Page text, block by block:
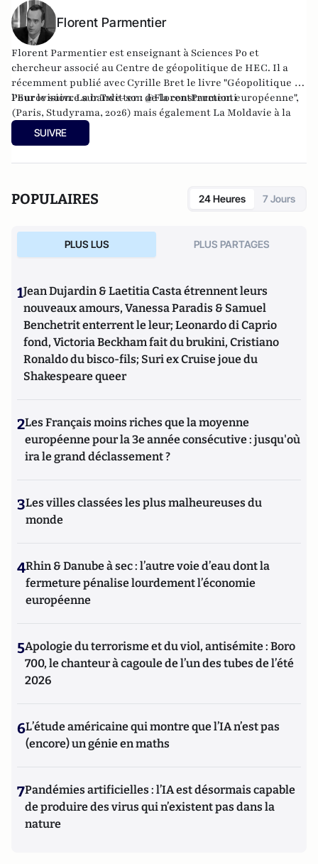
Pratique des Hautes Etudes, VIème section devenue
ultérieurement l'Ehess.
Florent Parmentier
Florent Parmentier est enseignant à Sciences Po et
chercheur associé au Centre de géopolitique de HEC. Il a
récemment publié avec Cyrille Bret le livre "Géopolitique de
l'Eurovision. La bande-son de la construction européenne",
(Paris, Studyrama, 2026) mais égalementLa Moldavie à la
croisée des mondes
chemins de l’Etat de droit, la voie étroite des pays entre
Pour le suivre sur Twitter : @FlorentParmenti
SUIVRE
POPULAIRES 24 Heures 7 Jours
PLUS LUS PLUS PARTAGES
1Jean Dujardin & Laetitia Casta étrennent leurs
nouveaux amours, Vanessa Paradis & Samuel
Benchetrit enterrent le leur; Leonardo di Caprio
fond, Victoria Beckham fait du brukini, Cristiano
Ronaldo du bisco-fils; Suri ex Cruise joue du
Shakespeare queer
2Les Français moins riches que la moyenne
européenne pour la 3e année consécutive : jusqu'où
ira le grand déclassement ?
3Les villes classées les plus malheureuses du
monde
4Rhin & Danube à sec : l’autre voie d’eau dont la
fermeture pénalise lourdement l’économie
européenne
5Apologie du terrorisme et du viol, antisémite : Boro
700, le chanteur à cagoule de l’un des tubes de l’été
2026
6L’étude américaine qui montre que l’IA n’est pas
(encore) un génie en maths
7Pandémies artificielles : l’IA est désormais capable
de produire des virus qui n’existent pas dans la
nature